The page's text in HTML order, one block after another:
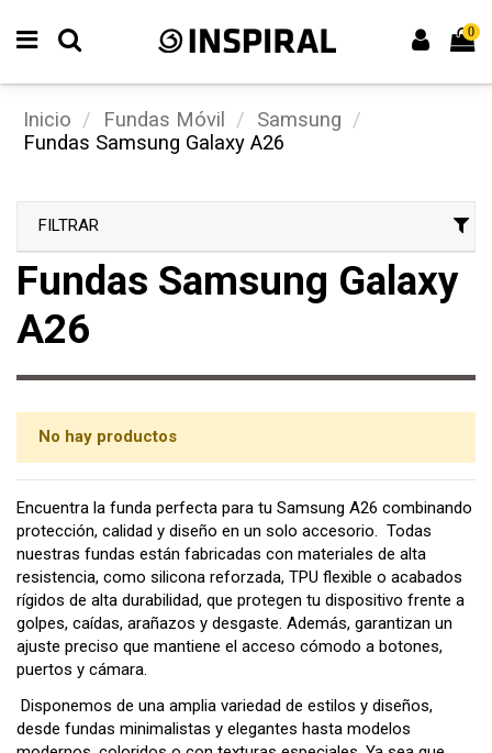
0
Inicio Fundas Móvil
Samsung
Fundas Samsung Galaxy A26
Fundas Samsung Galaxy
A26
No hay productos
Encuentra la funda perfecta para tu Samsung A26 combinando
protección, calidad y diseño en un solo accesorio. Todas
nuestras fundas están fabricadas con materiales de alta
resistencia, como silicona reforzada, TPU flexible o acabados
rígidos de alta durabilidad, que protegen tu dispositivo frente a
golpes, caídas, arañazos y desgaste. Además, garantizan un
ajuste preciso que mantiene el acceso cómodo a botones,
puertos y cámara.
Disponemos de una amplia variedad de estilos y diseños,
desde fundas minimalistas y elegantes hasta modelos
FILTRAR